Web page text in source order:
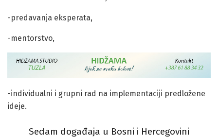
-predavanja eksperata,
-mentorstvo,
-individualni i grupni rad na implementaciji predložene
ideje.
Sedam događaja u Bosni i Hercegovini